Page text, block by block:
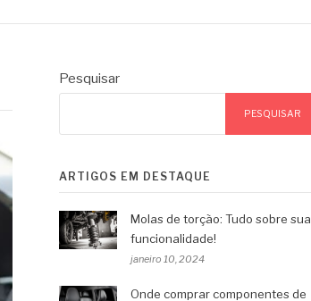
Pesquisar
PESQUISAR
ARTIGOS EM DESTAQUE
Molas de torção: Tudo sobre sua
funcionalidade!
janeiro 10, 2024
Onde comprar componentes de